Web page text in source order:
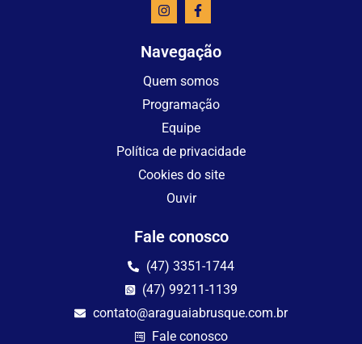
Navegação
Quem somos
Programação
Equipe
Política de privacidade
Cookies do site
Ouvir
Fale conosco
(47) 3351-1744
(47) 99211-1139
contato@araguaiabrusque.com.br
Fale conosco